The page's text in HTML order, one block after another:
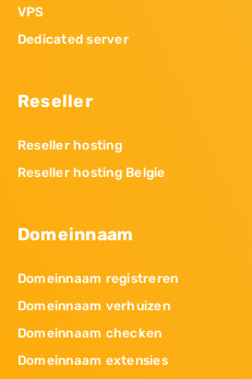
VPS
Dedicated server
Reseller
Reseller hosting
Reseller hosting Belgie
Domeinnaam
Domeinnaam registreren
Domeinnaam verhuizen
Domeinnaam checken
Domeinnaam extensies